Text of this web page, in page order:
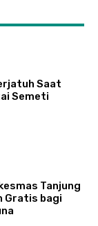
Saat
Semeti
Tanjung
Gratis bagi